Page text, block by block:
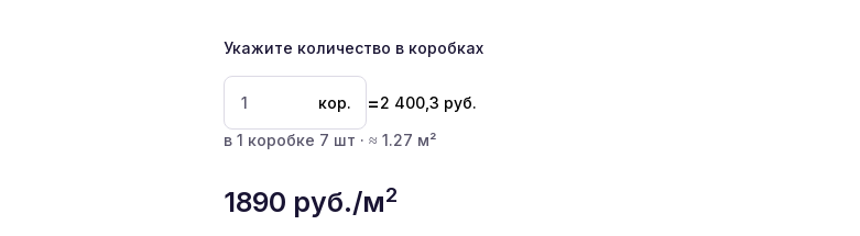
Укажите количество в коробках
кор. =2 400,3 руб.
в 1 коробке 7 шт · ≈ 1.27 м²
1890 руб./м2